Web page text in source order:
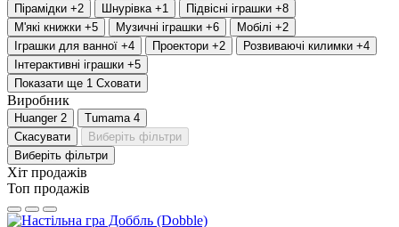
Пірамідки +2 Шнурівка +1 Підвісні іграшки +8
М'які книжки +5 Музичні іграшки +6 Мобілі +2
Іграшки для ванної +4 Проектори +2 Розвиваючі килимки +4
Інтерактивні іграшки +5
Показати ще 1 Сховати
Виробник
Huanger 2 Tumama 4
Скасувати
Виберіть фільтри
Виберіть фільтри
Хіт продажів
Топ продажів